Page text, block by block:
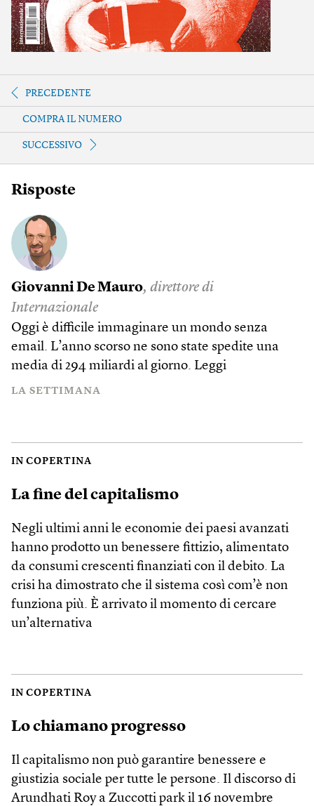
PRECEDENTE
COMPRA IL NUMERO
SUCCESSIVO
Risposte
Giovanni De Mauro, direttore di
Internazionale
Oggi è difficile immaginare un mondo senza
email. L’anno scorso ne sono state spedite una
media di 294 miliardi al giorno. Leggi
LA SETTIMANA
IN COPERTINA
La fine del capitalismo
Negli ultimi anni le economie dei paesi avanzati
hanno prodotto un benessere fittizio, alimentato
da consumi crescenti finanziati con il debito. La
crisi ha dimostrato che il sistema così com’è non
funziona più. È arrivato il momento di cercare
un’alternativa
IN COPERTINA
Lo chiamano progresso
Il capitalismo non può garantire benessere e
giustizia sociale per tutte le persone. Il discorso di
Arundhati Roy a Zuccotti park il 16 novembre